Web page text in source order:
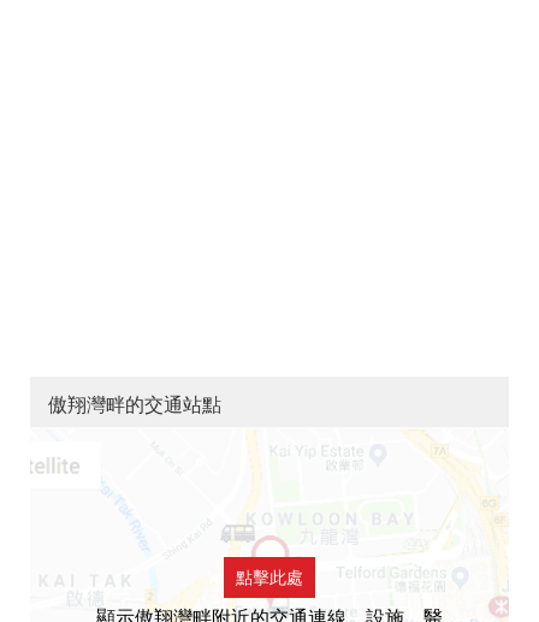
傲翔灣畔的交通站點
點擊此處
顯示傲翔灣畔附近的交通連線，設施，醫